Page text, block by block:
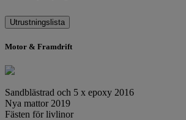
Utrustningslista
Motor & Framdrift
Sandblästrad och 5 x epoxy 2016
Nya mattor 2019
Fästen för livlinor